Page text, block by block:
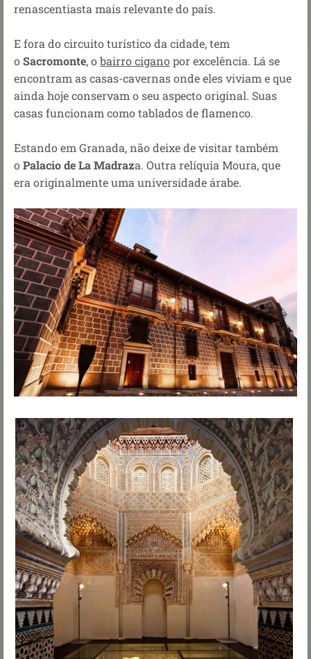
renascentiasta mais relevante do país.
E fora do circuito turístico da cidade, tem
oSacromonte, obairro ciganopor excelência. Lá se
encontram as casas-cavernas onde eles viviam e que
ainda hoje conservam o seu aspecto original. Suas
casas funcionam como tablados de flamenco.
Estando em Granada, não deixe de visitar também
oPalacio de La Madraza. Outra relíquia Moura, que
era originalmente uma universidade árabe.